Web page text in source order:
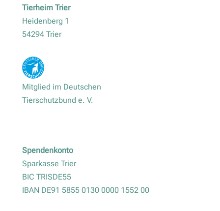
Tierheim Trier
Heidenberg 1
54294 Trier
Mitglied im Deutschen
Tierschutzbund e. V.
Spendenkonto
Sparkasse Trier
BIC TRISDE55
IBAN DE91 5855 0130 0000 1552 00